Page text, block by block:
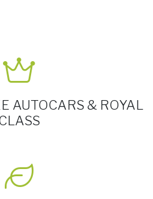
AUTOCARS & ROYAL